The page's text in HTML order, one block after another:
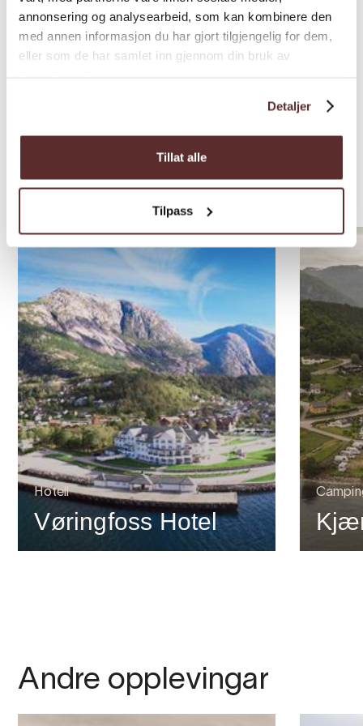
annonsering og analysearbeid, som kan kombinere den
med annen informasjon du har gjort tilgjengelig for dem,
eller som de har samlet inn gjennom din bruk av
Detaljer
Tillat alle
Tilpass
Overnatting i nærleiken
Hotell
Vøringfoss Hotel
Andre opplevingar